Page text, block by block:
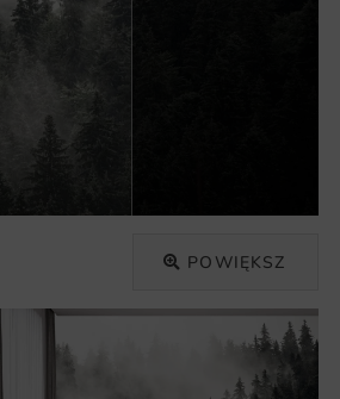
POWIĘKSZ